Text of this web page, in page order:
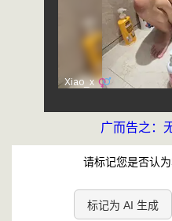
广而告之：
请标记您是否认
标记为 AI 生成